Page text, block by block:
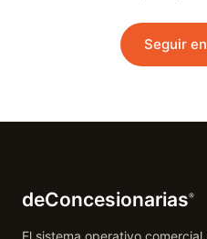
Seguir
deConcesionarias®
El sistema operativo comercial